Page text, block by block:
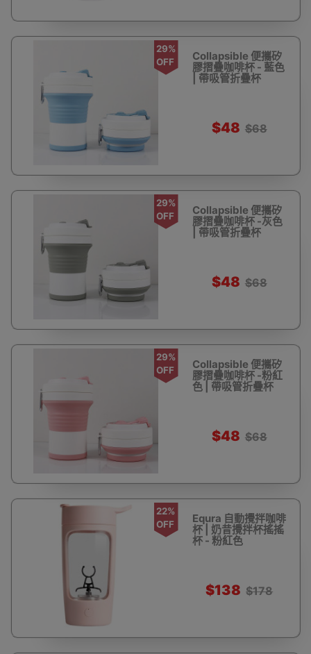
29%
OFF
Collapsible 便攜矽
膠摺疊咖啡杯 - 藍色
| 帶吸管折疊杯
$48 $68
29%
OFF
Collapsible 便攜矽
膠摺疊咖啡杯 -灰色
| 帶吸管折疊杯
$48 $68
29%
OFF
Collapsible 便攜矽
膠摺疊咖啡杯 -粉紅
色 | 帶吸管折疊杯
$48 $68
22%
OFF
Equra 自動攪拌咖啡
杯 | 奶昔攪拌杯搖搖
杯 - 粉紅色
$138 $178